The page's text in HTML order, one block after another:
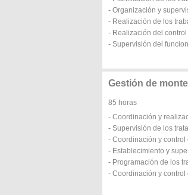
- Organización y
- Realización de los
- Realización del
- Supervisión del
Gestión de
85 horas
- Coordinación y
- Supervisión de los
- Coordinación y control
- Establecimiento y
- Programación de los
- Coordinación y